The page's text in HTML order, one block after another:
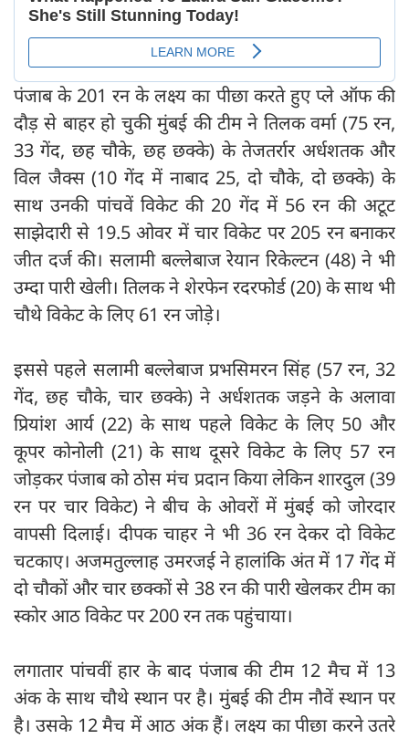
पंजाब के 201 रन के लक्ष्य का पीछा करते हुए प्ले ऑफ की
दौड़ से बाहर हो चुकी मुंबई की टीम ने तिलक वर्मा (75 रन,
33 गेंद, छह चौके, छह छक्के) के तेजतर्रार अर्धशतक और
विल जैक्स (10 गेंद में नाबाद 25, दो चौके, दो छक्के) के
साथ उनकी पांचवें विकेट की 20 गेंद में 56 रन की अटूट
साझेदारी से 19.5 ओवर में चार विकेट पर 205 रन बनाकर
जीत दर्ज की। सलामी बल्लेबाज रेयान रिकेल्टन (48) ने भी
उम्दा पारी खेली। तिलक ने शेरफेन रदरफोर्ड (20) के साथ भी
चौथे विकेट के लिए 61 रन जोड़े।
इससे पहले सलामी बल्लेबाज प्रभसिमरन सिंह (57 रन, 32
गेंद, छह चौके, चार छक्के) ने अर्धशतक जड़ने के अलावा
प्रियांश आर्य (22) के साथ पहले विकेट के लिए 50 और
कूपर कोनोली (21) के साथ दूसरे विकेट के लिए 57 रन
जोड़कर पंजाब को ठोस मंच प्रदान किया लेकिन शारदुल (39
रन पर चार विकेट) ने बीच के ओवरों में मुंबई को जोरदार
वापसी दिलाई। दीपक चाहर ने भी 36 रन देकर दो विकेट
चटकाए। अजमतुल्लाह उमरजई ने हालांकि अंत में 17 गेंद में
दो चौकों और चार छक्कों से 38 रन की पारी खेलकर टीम का
स्कोर आठ विकेट पर 200 रन तक पहुंचाया।
लगातार पांचवीं हार के बाद पंजाब की टीम 12 मैच में 13
अंक के साथ चौथे स्थान पर है। मुंबई की टीम नौवें स्थान पर
है। उसके 12 मैच में आठ अंक हैं। लक्ष्य का पीछा करने उतरे